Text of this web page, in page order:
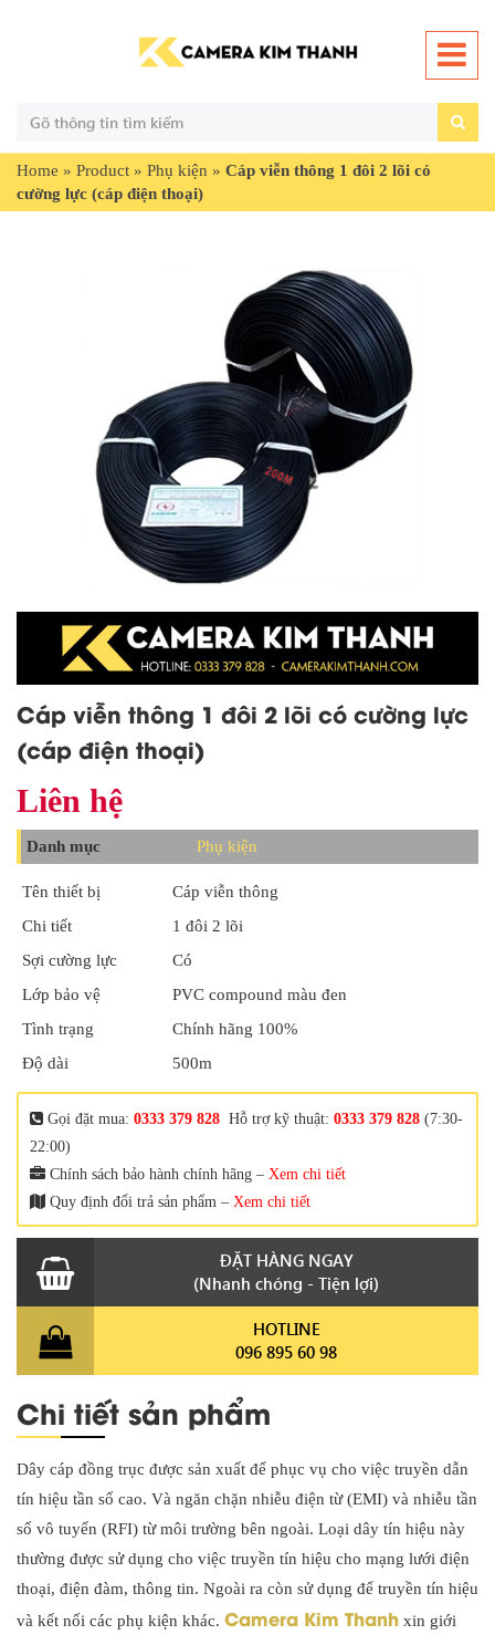
Home » Product » Phụ kiện » Cáp viễn thông 1 đôi 2 lõi có
cường lực (cáp điện thoại)
Cáp viễn thông 1 đôi 2 lõi có cường lực
(cáp điện thoại)
Liên hệ
Danh mục Phụ kiện
Tên thiết bị
Cáp viễn thông
Chi tiết
1 đôi 2 lõi
Sợi cường lực
Có
Lớp bảo vệ
PVC compound màu đen
Tình trạng
Chính hãng 100%
Độ dài
500m
Gọi đặt mua: 0333 379 828 Hỗ trợ kỹ thuật: 0333 379 828 (7:30-
22:00)
Chính sách bảo hành chính hãng – Xem chi tiết
Quy định đổi trả sản phẩm – Xem chi tiết
ĐẶT HÀNG NGAY
(Nhanh chóng - Tiện lợi)
HOTLINE
096 895 60 98
Chi tiết sản phẩm
Dây cáp đồng trục được sản xuất để phục vụ cho việc truyền dẫn
tín hiệu tần số cao. Và ngăn chặn nhiễu điện từ (EMI) và nhiễu tần
số vô tuyến (RFI) từ môi trường bên ngoài. Loại dây tín hiệu này
thường được sử dụng cho việc truyền tín hiệu cho mạng lưới điện
thoại, điện đàm, thông tin. Ngoài ra còn sử dụng để truyền tín hiệu
và kết nối các phụ kiện khác. Camera Kim Thanh xin giới